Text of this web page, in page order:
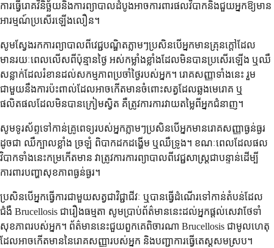
ការធ្វើរោគវិនិច្ឆ័យនិងការព្យាបាលដំបូងអាចការពារផលវិបាកនិងជួយអ្នកឱ្យមាន
អារម្មណ៍ប្រសើរឡើងលឿន។
សូមស្វែងរកការព្យាបាលពីវេជ្ជបណ្ឌិតភ្លាមៗប្រសិនបើអ្នកមានគ្រុនក្តៅដែល
មានរយៈពេលលើសពីប៉ុន្មានថ្ងៃ អស់កម្លាំងខ្លាំងដែលមិនបានប្រសើរឡើង ឬឈឺ
សន្លាក់ដែលរំខានដល់សកម្មភាពប្រចាំថ្ងៃរបស់អ្នក។ រោគសញ្ញាទាំងនេះ រួម
ជាមួយនឹងការប៉ះពាល់ដែលអាចកើតមានចំពោះសត្វដែលឆ្លងមេរោគ ឬ
ផលិតផលដែលមិនបានក្រៀមស្វិត គឺត្រូវការការវាយតម្លៃពីអ្នកជំនាញ។
សូមទូរស័ព្ទទៅកាន់គ្រូពេទ្យរបស់អ្នកភ្លាមៗប្រសិនបើអ្នកមានរោគសញ្ញាធ្ងន់ធ្ងរ
ដូចជា ឈឺក្បាលខ្លាំង ច្រឡំ ពិបាកដកដង្ហើម ឬឈឺទ្រូង។ ខណៈពេលដែលផល
វិបាកទាំងនេះកម្រកើតមាន វាត្រូវការការព្យាបាលពីវេជ្ជសាស្រ្តជាបន្ទាន់ដើម្បី
ការពារបញ្ហាសុខភាពធ្ងន់ធ្ងរ។
ប្រសិនបើអ្នកធ្វើការជាមួយសត្វជាវិជ្ជាជីវៈ ឬបានធ្វើដំណើរទៅកាន់តំបន់ដែល
ជំងឺ Brucellosis ជារឿងធម្មតា សូមប្រាប់ព័ត៌មាននេះដល់អ្នកផ្តល់សេវាថែទាំ
សុខភាពរបស់អ្នក។ ព័ត៌មាននេះជួយពួកគេពិចារណា Brucellosis ជាមូលហេតុ
ដែលអាចកើតមាននៃរោគសញ្ញារបស់អ្នក និងបញ្ជាការធ្វើតេស្តសមស្រប។